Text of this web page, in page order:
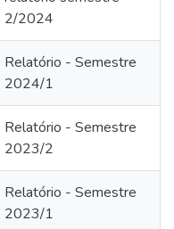
2/2024
Relatório - Semestre
2024/1
Relatório - Semestre
2023/2
Relatório - Semestre
2023/1